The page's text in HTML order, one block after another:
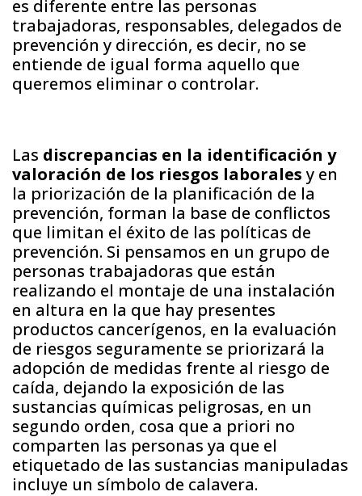
es diferente entre las personas
trabajadoras, responsables, delegados de
prevención y dirección, es decir, no se
entiende de igual forma aquello que
queremos eliminar o controlar.
Las discrepancias en la identificación y
valoración de los riesgos laboralesy en
la priorización de la planificación de la
prevención, forman la base de conflictos
que limitan el éxito de las políticas de
prevención. Si pensamos en un grupo de
personas trabajadoras que están
realizando el montaje de una instalación
en altura en la que hay presentes
productos cancerígenos, en la evaluación
de riesgos seguramente se priorizará la
adopción de medidas frente al riesgo de
caída, dejando la exposición de las
sustancias químicas peligrosas, en un
segundo orden, cosa que a priori no
comparten las personas ya que el
etiquetado de las sustancias manipuladas
incluye un símbolo de calavera.